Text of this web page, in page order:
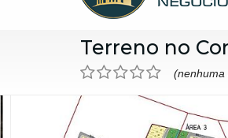
Terreno no
(nenhuma